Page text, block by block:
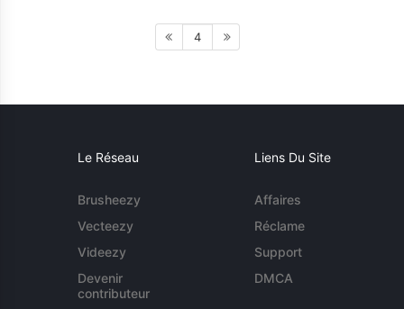
4
Le Réseau
Brusheezy
Vecteezy
Videezy
Devenir
contributeur
Liens Du Site
Affaires
Réclame
Support
DMCA